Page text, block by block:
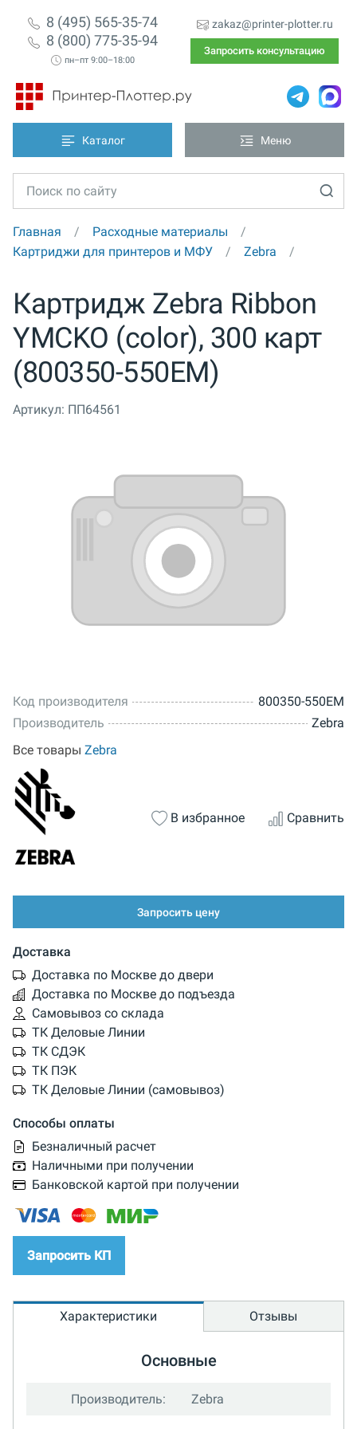
8 (495) 565-35-74
8 (800) 775-35-94
пн–пт 9:00–18:00
zakaz@printer-plotter.ru
Запросить консультацию
Каталог Меню
Главная
Расходные материалы
Картриджи для принтеров и МФУ
Zebra
Картридж Zebra Ribbon
YMCKO (color), 300 карт
(800350-550EM)
Артикул: ПП64561
Код производителя
800350-550EM
Производитель
Zebra
Все товары Zebra
В избранное Сравнить
Запросить цену
Доставка
Доставка по Москве до двери
Доставка по Москве до подъезда
Самовывоз со склада
ТК Деловые Линии
ТК СДЭК
ТК ПЭК
ТК Деловые Линии (самовывоз)
Способы оплаты
Безналичный расчет
Наличными при получении
Банковской картой при получении
Запросить КП
Характеристики Отзывы
Основные
Производитель: Zebra